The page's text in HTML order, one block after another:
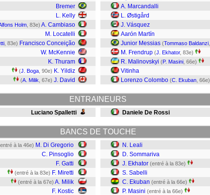
Bremer
L. Kelly
Holm , 83e) A. Cambiaso
M. Locatelli
, 83e) Francisco Conceição
W. McKennie
K. Thuram
(J. Boga , 90e) K. Yildiz
(A. Milik , 67e) J. David
A. Marcandalli
L. Østigård
J. Vásquez
Aarón Martín
Junior Messias (Tommaso Baldanzi
M. Frendrup (J. Ekhator, 83e)
R. Malinovskyi (P. Masini , 66e)
Vitinha
Lorenzo Colombo (C. Ekuban , 66e)
ENTRAINEURS
Luciano Spalletti Daniele De Rossi
BANCS DE TOUCHE
à la 46e) M. Di Gregorio
C. Pinsoglio
F. Gatti
(entré à la 83e) F. Miretti
(entré à la 67e) A. Milik
F. Kostic
N. Leali
D. Sommariva
J. Ekhator (entré à la 83e)
S. Sabelli
C. Ekuban (entré à la 66e)
P. Masini (entré à la 66e)